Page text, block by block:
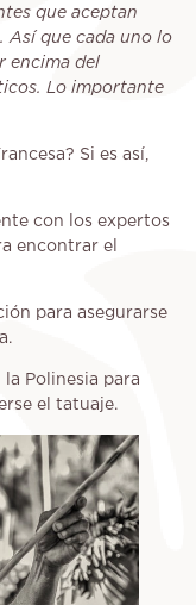
que aceptan
Así que cada uno lo
encima del
Lo importante
Si es así,
con los expertos
encontrar el
para asegurarse
Polinesia para
el tatuaje.